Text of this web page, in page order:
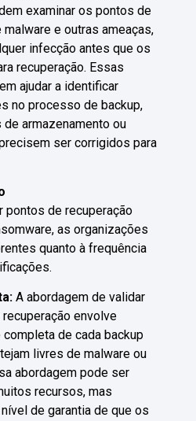
examinar os pontos de
e outras ameaças,
infecção antes que os
recuperação. Essas
ajudar a identificar
no processo de backup,
armazenamento ou
ser corrigidos para
pontos de recuperação
as organizações
quanto à frequência
A abordagem de validar
envolve
de cada backup
livres de malware ou
abordagem pode ser
recursos, mas
de garantia de que os